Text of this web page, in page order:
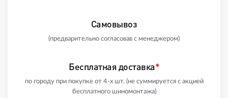
Самовывоз
(предварительно согласовав с менеджером)
Бесплатная доставка*
по городу при покупке от 4-х шт. (не суммируется с акцией
бесплатного шиномонтажа)